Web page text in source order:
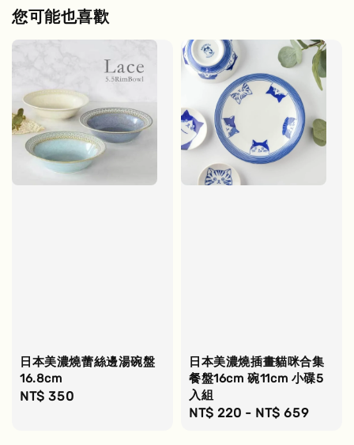
您可能也喜歡
日本美濃燒蕾絲邊湯碗盤
16.8cm
Regular
NT$ 350
日本美濃燒插畫貓咪合集
餐盤16cm 碗11cm 小碟5
入組
Regular
NT$ 220 - NT$ 659